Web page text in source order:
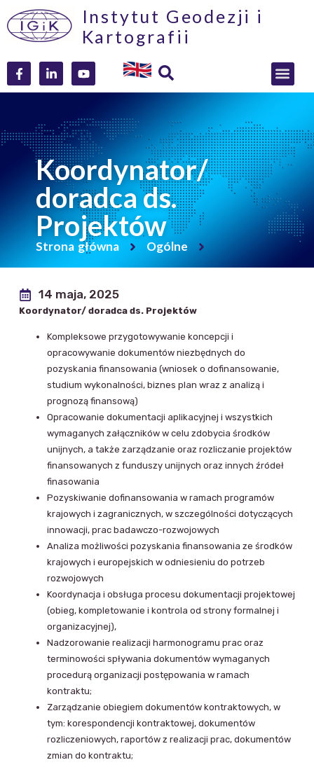
Instytut Geodezji i
Kartografii
Koordynator/
doradca ds.
Projektów
Strona główna Ogólne
14 maja, 2025
Koordynator/ doradca ds. Projektów
Kompleksowe przygotowywanie koncepcji i
opracowywanie dokumentów niezbędnych do
pozyskania finansowania (wniosek o dofinansowanie,
studium wykonalności, biznes plan wraz z analizą i
prognozą finansową)
Opracowanie dokumentacji aplikacyjnej i wszystkich
wymaganych załączników w celu zdobycia środków
unijnych, a także zarządzanie oraz rozliczanie projektów
finansowanych z funduszy unijnych oraz innych źródeł
finasowania
Pozyskiwanie dofinansowania w ramach programów
krajowych i zagranicznych, w szczególności dotyczących
innowacji, prac badawczo-rozwojowych
Analiza możliwości pozyskania finansowania ze środków
krajowych i europejskich w odniesieniu do potrzeb
rozwojowych
Koordynacja i obsługa procesu dokumentacji projektowej
(obieg, kompletowanie i kontrola od strony formalnej i
organizacyjnej),
Nadzorowanie realizacji harmonogramu prac oraz
terminowości spływania dokumentów wymaganych
procedurą organizacji postępowania w ramach
kontraktu;
Zarządzanie obiegiem dokumentów kontraktowych, w
tym: korespondencji kontraktowej, dokumentów
rozliczeniowych, raportów z realizacji prac, dokumentów
zmian do kontraktu;